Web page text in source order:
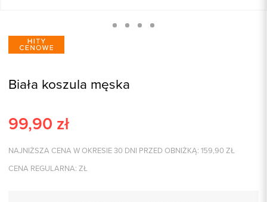
Biała koszula męska
99,90 zł
NAJNIŻSZA CENA W OKRESIE 30 DNI PRZED OBNIŻKĄ: 159,90 ZŁ
CENA REGULARNA: ZŁ